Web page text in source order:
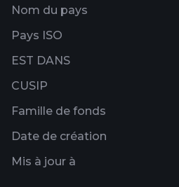
Nom du pays
Pays ISO
EST DANS
CUSIP
Famille de fonds
Date de création
Mis à jour à